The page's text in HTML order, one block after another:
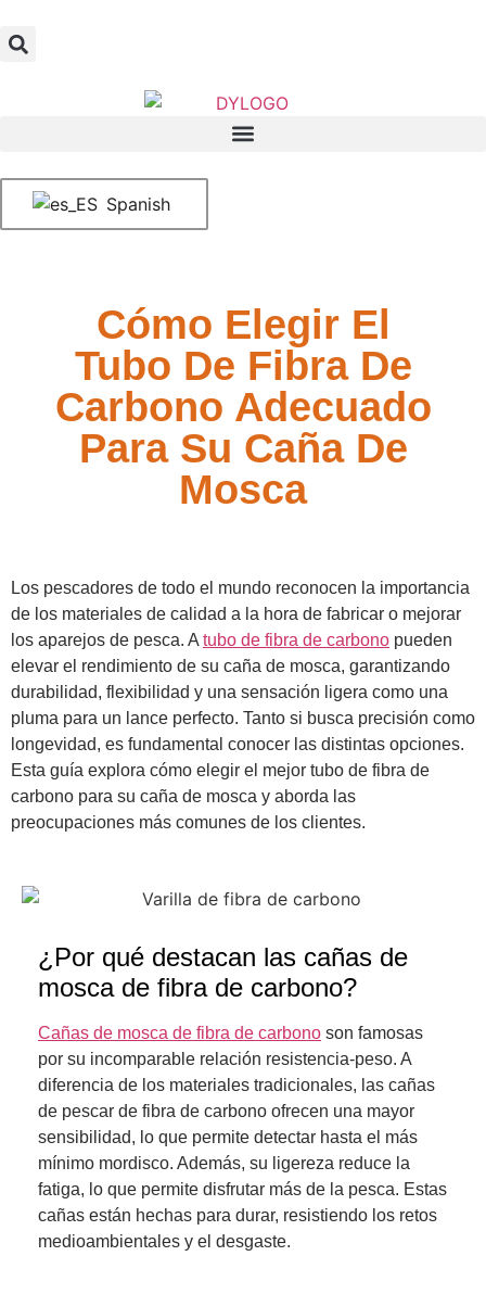
Spanish
Cómo Elegir El
Tubo De Fibra De
Carbono Adecuado
Para Su Caña De
Mosca
Los pescadores de todo el mundo reconocen la importancia
de los materiales de calidad a la hora de fabricar o mejorar
los aparejos de pesca. A tubo de fibra de carbono pueden
elevar el rendimiento de su caña de mosca, garantizando
durabilidad, flexibilidad y una sensación ligera como una
pluma para un lance perfecto. Tanto si busca precisión como
longevidad, es fundamental conocer las distintas opciones.
Esta guía explora cómo elegir el mejor tubo de fibra de
carbono para su caña de mosca y aborda las
preocupaciones más comunes de los clientes.
¿Por qué destacan las cañas de
mosca de fibra de carbono?
Cañas de mosca de fibra de carbono son famosas
por su incomparable relación resistencia-peso. A
diferencia de los materiales tradicionales, las cañas
de pescar de fibra de carbono ofrecen una mayor
sensibilidad, lo que permite detectar hasta el más
mínimo mordisco. Además, su ligereza reduce la
fatiga, lo que permite disfrutar más de la pesca. Estas
cañas están hechas para durar, resistiendo los retos
medioambientales y el desgaste.